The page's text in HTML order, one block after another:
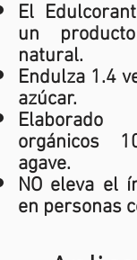
El
un
natural.
Endulza 1.4
azúcar.
orgánicos
agave.
NO eleva el
en personas